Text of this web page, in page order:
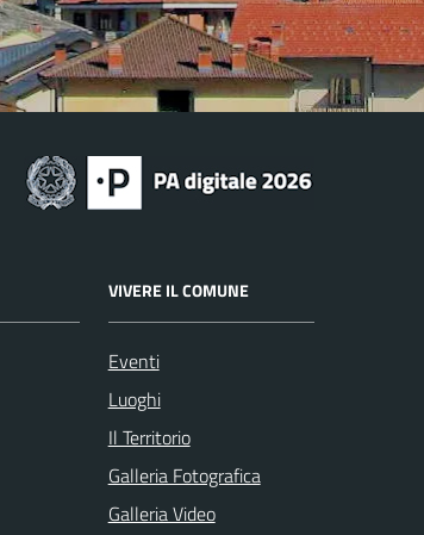
VIVERE IL COMUNE
Eventi
Luoghi
Il Territorio
Galleria Fotografica
Galleria Video